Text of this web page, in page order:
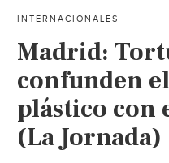
INTERNACIONALES
Madrid:
confunden
plástico con
(La Jornada)